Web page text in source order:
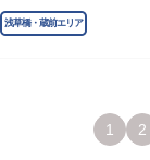
浅草橋・蔵前エリア
1 2